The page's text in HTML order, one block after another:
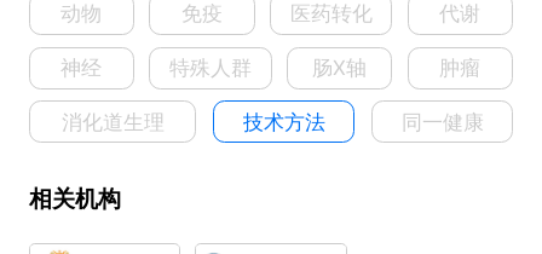
动物 免疫 医药转化 代谢
神经 特殊人群 肠X轴 肿瘤
消化道生理 技术方法 同一健康
相关机构